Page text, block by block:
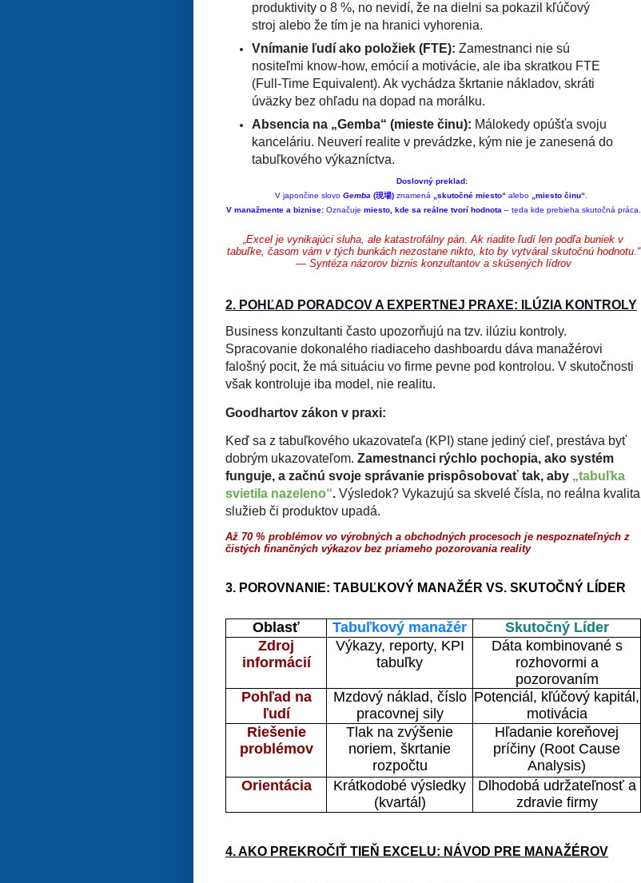
produktivity o 8 %, no nevidí, že na dielni sa pokazil kľúčový
stroj alebo že tím je na hranici vyhorenia.
Vnímanie ľudí ako položiek (FTE): Zamestnanci nie sú
nositeľmi know-how, emócií a motivácie, ale iba skratkou FTE
(Full-Time Equivalent). Ak vychádza škrtanie nákladov, skráti
úväzky bez ohľadu na dopad na morálku.
Absencia na „Gemba“ (mieste činu): Málokedy opúšťa svoju
kanceláriu. Neuverí realite v prevádzke, kým nie je zanesená do
tabuľkového výkazníctva.
Doslovný preklad:
V japončine slovo Gemba (現場)znamená „skutočné miesto“alebo „miesto činu“.
V manažmente a biznise:Označuje miesto, kde sa reálne tvorí hodnota – teda kde prebieha skutočná práca.
„Excel je vynikajúci sluha, ale katastrofálny pán. Ak riadite ľudí len podľa buniek v
tabuľke, časom vám v tých bunkách nezostane nikto, kto by vytváral skutočnú hodnotu.“
— Syntéza názorov biznis konzultantov a skúsených lídrov
2. POHĽAD PORADCOV A EXPERTNEJ PRAXE: ILÚZIA KONTROLY
Business konzultanti často upozorňujú na tzv. ilúziu kontroly.
Spracovanie dokonalého riadiaceho dashboardu dáva manažérovi
falošný pocit, že má situáciu vo firme pevne pod kontrolou. V skutočnosti
však kontroluje iba model, nie realitu.
Goodhartov zákon v praxi:
Keď sa z tabuľkového ukazovateľa (KPI) stane jediný cieľ, prestáva byť
dobrým ukazovateľom. Zamestnanci rýchlo pochopia, ako systém
funguje, a začnú svoje správanie prispôsobovať tak, aby „tabuľka
svietila nazeleno“. Výsledok? Vykazujú sa skvelé čísla, no reálna kvalita
služieb či produktov upadá.
Až 70 % problémov vo výrobných a obchodných procesoch je nespoznateľných z
čistých finančných výkazov bez priameho pozorovania reality
3. POROVNANIE: TABUĽKOVÝ MANAŽÉR VS. SKUTOČNÝ LÍDER
Oblasť Tabuľkový manažér
Skutočný Líder
Zdroj
informácií
Výkazy, reporty, KPI
tabuľky
Dáta kombinované s
rozhovormi a
pozorovaním
Pohľad na
ľudí
Mzdový náklad, číslo
pracovnej sily
Potenciál, kľúčový kapitál,
motivácia
Riešenie
problémov
Tlak na zvýšenie
noriem, škrtanie
rozpočtu
Hľadanie koreňovej
príčiny (Root Cause
Analysis)
Orientácia
Krátkodobé výsledky
(kvartál)
Dlhodobá udržateľnosť a
zdravie firmy
4. AKO PREKROČIŤ TIEŇ EXCELU: NÁVOD PRE MANAŽÉROV